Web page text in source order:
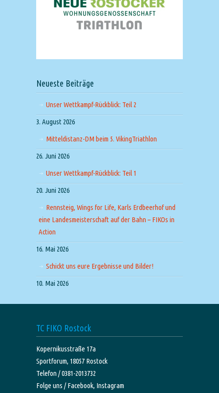
Neueste Beiträge
Unser Wettkampf-Rückblick: Teil 2
3. August 2026
Mitteldistanz-DM beim 5. VikingTriathlon
26. Juni 2026
Unser Wettkampf-Rückblick: Teil 1
20. Juni 2026
Rennsteig, Wings for Life, Karls Erdbeerhof und
eine Landesmeisterschaft auf der Bahn – FIKOs in
Action
16. Mai 2026
Schickt uns eure Ergebnisse und Bilder!
10. Mai 2026
TC FIKO Rostock
Kopernikusstraße 17a
Sportforum, 18057 Rostock
Telefon / 0381-2013732
Folge uns /Facebook, Instagram